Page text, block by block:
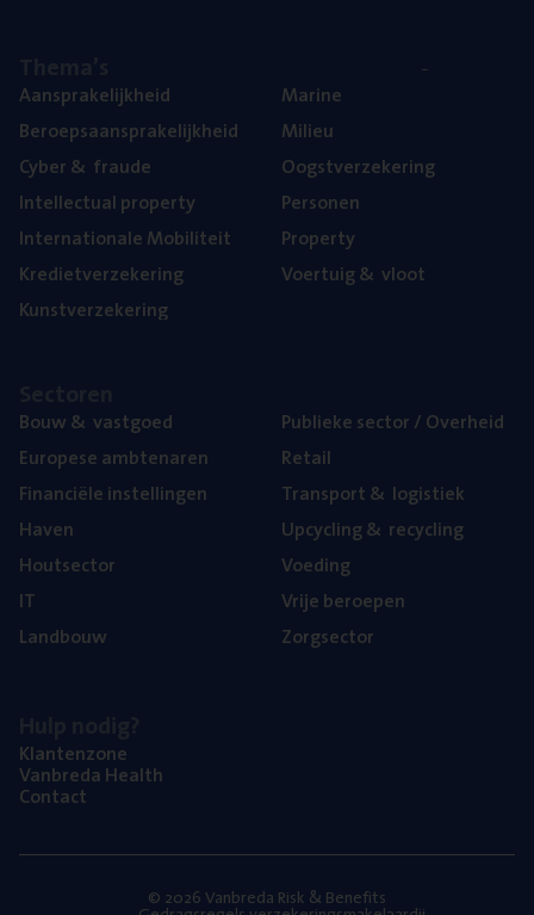
Aan­spra­ke­lijk­heid
Beroeps­aan­spra­ke­lijk­heid
Cyber& fraude
Intel­lec­tu­al property
Inter­na­ti­o­na­le Mobiliteit
Kre­diet­ver­ze­ke­ring
Kunst­ver­ze­ke­ring
Mari­ne
Mili­eu
Oogst­ver­ze­ke­ring
Per­so­nen
Pro­per­ty
Voer­tuig& vloot
Bouw& vastgoed
Euro­pe­se ambtenaren
Finan­ci­ë­le instellingen
Haven
Hout­sec­tor
IT
Land­bouw
Publie­ke sec­tor / Overheid
Retail
Trans­port& logistiek
Upcy­cling& recycling
Voe­ding
Vrije beroe­pen
Zorg­sec­tor
Klan­ten­zo­ne
Van­b­re­da Health
Con­tact
© 2026 Vanbreda Risk & Benefits